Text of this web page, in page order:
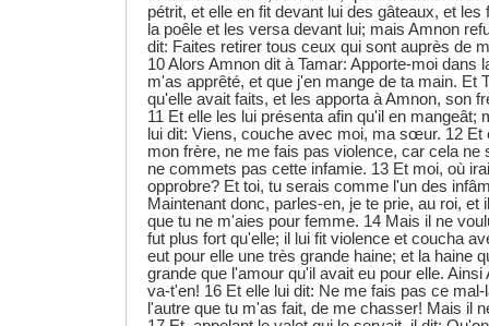
pétrit, et elle en fit devant lui des gâteaux, et les
la poêle et les versa devant lui; mais Amnon
dit: Faites retirer tous ceux qui sont auprès de
10 Alors Amnon dit à Tamar: Apporte-moi dans
m'as apprêté, et que j'en mange de ta main. Et
qu'elle avait faits, et les apporta à Amnon, son
11 Et elle les lui présenta afin qu'il en mangeât;
lui dit: Viens, couche avec moi, ma sœur. 12 Et
mon frère, ne me fais pas violence, car cela ne
ne commets pas cette infamie. 13 Et moi, où
opprobre? Et toi, tu serais comme l'un des
Maintenant donc, parles-en, je te prie, au roi, et
que tu ne m'aies pour femme. 14 Mais il ne
fut plus fort qu'elle; il lui fit violence et coucha
eut pour elle une très grande haine; et la haine
grande que l'amour qu'il avait eu pour elle. Ainsi
va-t'en! 16 Et elle lui dit: Ne me fais pas ce
l'autre que tu m'as fait, de me chasser! Mais il